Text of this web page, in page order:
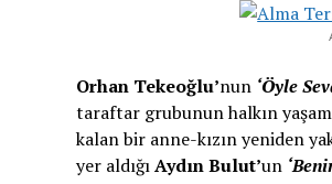
Orhan Tekeoğlu’nun ‘Öyle
taraftar grubunun halkın
kalan bir anne-kızın yeniden
yer aldığıAydın Bulut’un